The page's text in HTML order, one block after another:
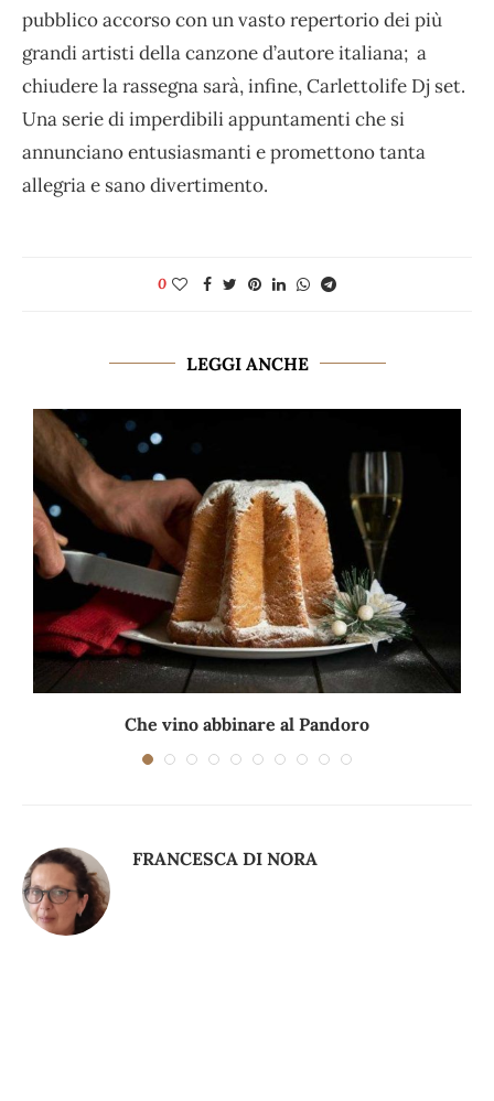
pubblico accorso con un vasto repertorio dei più
grandi artisti della canzone d’autore italiana; a
chiudere la rassegna sarà, infine, Carlettolife Dj set.
Una serie di imperdibili appuntamenti che si
annunciano entusiasmanti e promettono tanta
allegria e sano divertimento.
0
LEGGI ANCHE
Che vino abbinare al Pandoro
FRANCESCA DI NORA